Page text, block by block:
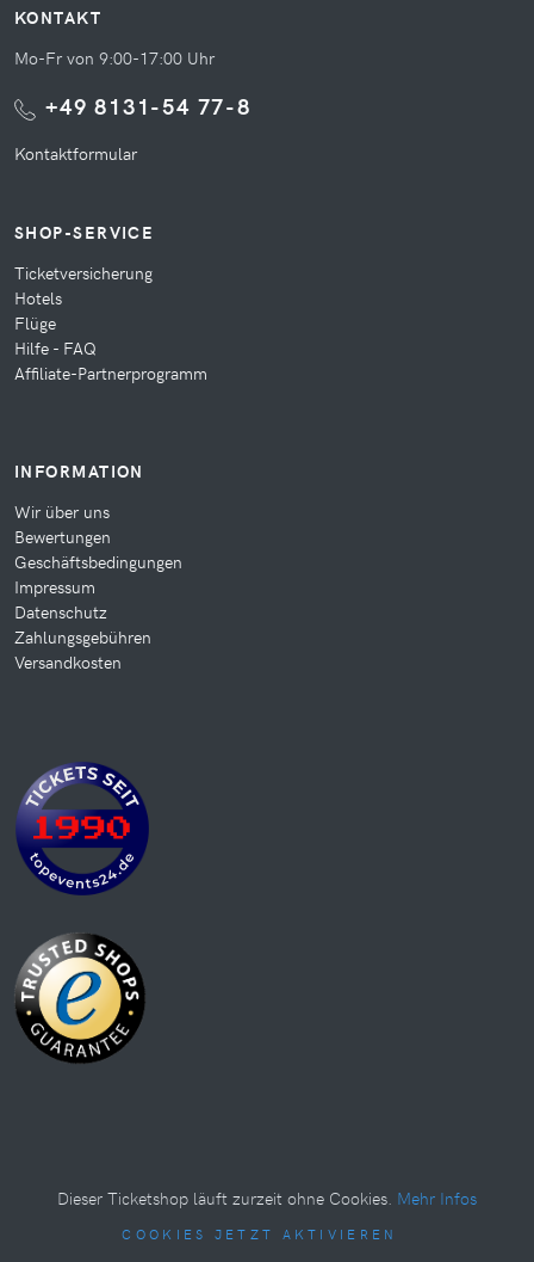
KONTAKT
Mo-Fr von 9:00-17:00 Uhr
+49 8131-54 77-8
Kontaktformular
SHOP-SERVICE
Ticketversicherung
Hotels
Flüge
Hilfe - FAQ
Affiliate-Partnerprogramm
INFORMATION
Wir über uns
Bewertungen
Geschäftsbedingungen
Impressum
Datenschutz
Zahlungsgebühren
Versandkosten
Dieser Ticketshop läuft zurzeit ohne Cookies. Mehr Infos
COOKIES JETZT AKTIVIEREN